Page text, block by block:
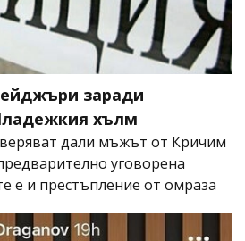
заради
хълм
дали мъжът от Кричим
уговорена
е и престъпление от омраза